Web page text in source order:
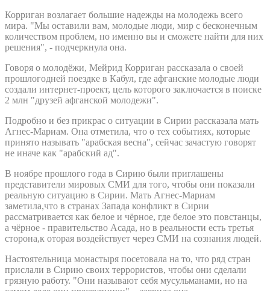
Корриган возлагает большие надежды на молодежь всего
мира. "Мы оставили вам, молодые люди, мир с бесконечным
количеством проблем, но именно вы и сможете найти для них
решения", - подчеркнула она.
Говоря о молодёжи, Мейрид Корриган рассказала о своей
прошлогодней поездке в Кабул, где афганские молодые люди
создали интернет-проект, цель которого заключается в поиске
2 млн "друзей афганской молодежи".
Подробно и без прикрас о ситуации в Сирии рассказала мать
Агнес-Мариам. Она отметила, что о тех событиях, которые
принято называть "арабская весна", сейчас зачастую говорят
не иначе как "арабский ад".
В ноябре прошлого года в Сирию были приглашены
представители мировых СМИ для того, чтобы они показали
реальную ситуацию в Сирии. Мать Агнес-Мариам
заметила,что в странах Запада конфликт в Сирии
рассматривается как белое и чёрное, где белое это повстанцы,
а чёрное - правительство Асада, но в реальности есть третья
сторона,к оторая воздействует через СМИ на сознания людей.
Настоятельница монастыря посетовала на то, что ряд стран
прислали в Сирию своих террористов, чтобы они сделали
грязную работу. "Они называют себя мусульманами, но на